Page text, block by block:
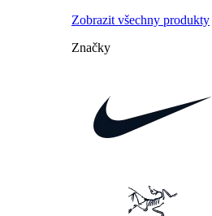
Zobrazit všechny produkty
Značky